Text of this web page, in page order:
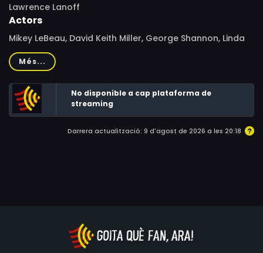
Lawrence Lanoff
Actors
Mikey LeBeau, David Keith Miller, George Shannon, Linda
LoPorto, Ali Patrick, Andre Barron, David Andriole
Més...
No disponible a cap plataforma de
streaming
Darrera actualització: 9 d'agost de 2026 a les 20:18